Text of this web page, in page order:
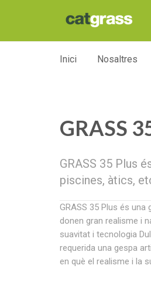
Inici Nosaltres
GRASS
GRASS 35 Plus
piscines, àtics,
GRASS 35 Plus és
donen gran realisme i
suavitat i tecnologia
requerida una gespa
en què el realisme i la